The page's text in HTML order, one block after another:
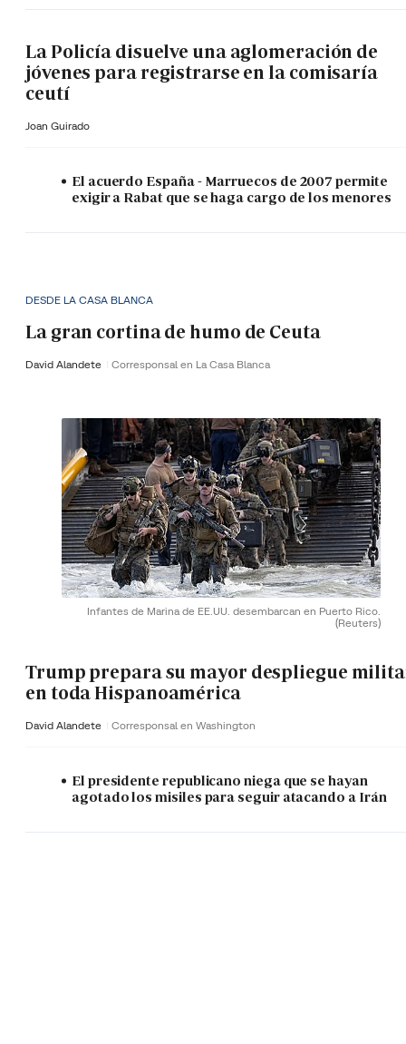
La Policía disuelve una aglomeración de
jóvenes para registrarse en la comisaría
ceutí
Joan Guirado
El acuerdo España - Marruecos de 2007 permite
exigir a Rabat que se haga cargo de los menores
DESDE LA CASA BLANCA
La gran cortina de humo de Ceuta
David Alandete Corresponsal en La Casa Blanca
Infantes de Marina de EE.UU. desembarcan en Puerto Rico.
(Reuters)
Trump prepara su mayor despliegue
en toda Hispanoamérica
David Alandete Corresponsal en Washington
El presidente republicano niega que se hayan
agotado los misiles para seguir atacando a Irán